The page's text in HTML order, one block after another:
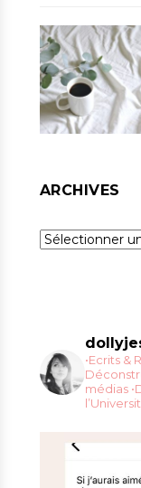
ARCHIVES
Archives
•Ecrits &
médias